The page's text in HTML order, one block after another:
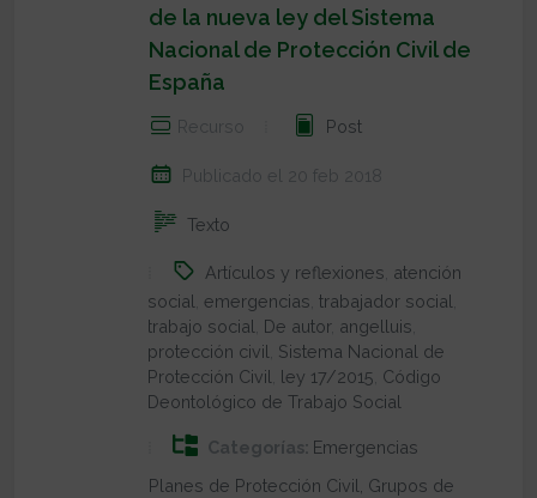
de la nueva ley del Sistema
Nacional de Protección Civil de
España
Recurso Post
Publicado el 20 feb 2018
Texto
Artículos y reflexiones atención
social emergencias trabajador social
trabajo social De autor, angelluis
protección civil Sistema Nacional de
Protección Civil ley 17/2015 Código
Deontológico de Trabajo Social
Categorías: Emergencias
Planes de Protección Civil, Grupos de